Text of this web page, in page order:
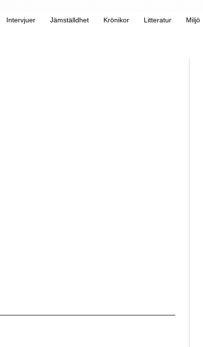
Intervjuer Jämställdhet Krönikor Litteratur Miljö